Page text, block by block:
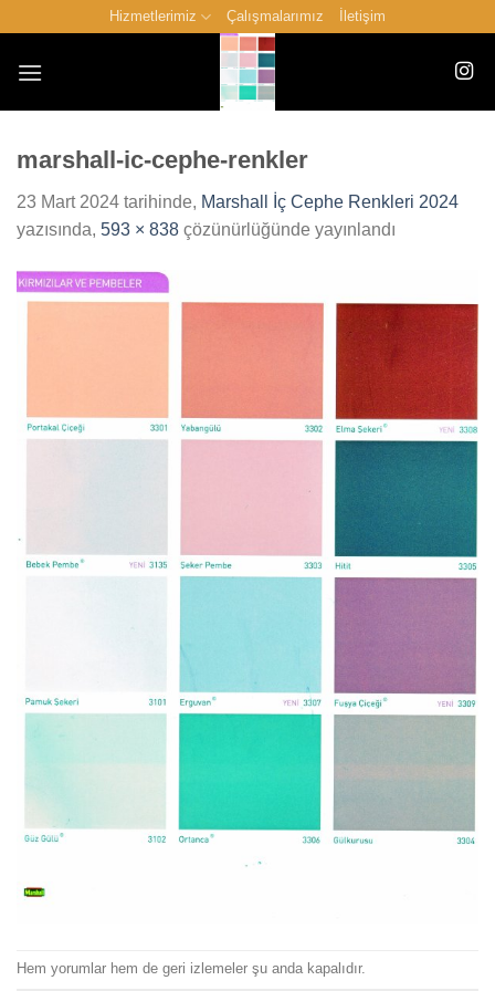
Hizmetlerimiz Çalışmalarımız İletişim
marshall-ic-cephe-renkler
23 Mart 2024 tarihinde, Marshall İç Cephe Renkleri 2024
yazısında, 593 × 838 çözünürlüğünde yayınlandı
Hem yorumlar hem de geri izlemeler şu anda kapalıdır.